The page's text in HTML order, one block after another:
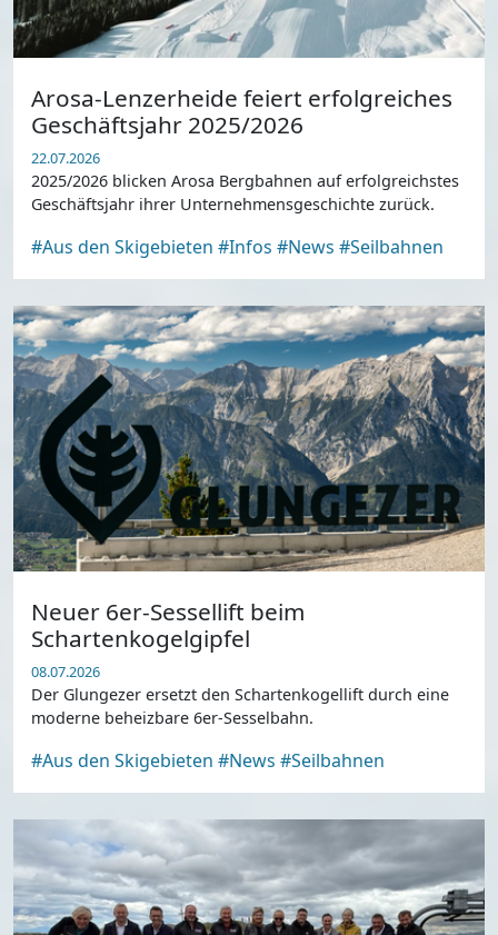
Arosa-Lenzerheide feiert erfolgreiches
Geschäftsjahr 2025/2026
22.07.2026
2025/2026 blicken Arosa Bergbahnen auf erfolgreichstes
Geschäftsjahr ihrer Unternehmensgeschichte zurück.
#Aus den Skigebieten #Infos #News #Seilbahnen
Neuer 6er-Sessellift beim
Schartenkogelgipfel
08.07.2026
Der Glungezer ersetzt den Schartenkogellift durch eine
moderne beheizbare 6er-Sesselbahn.
#Aus den Skigebieten #News #Seilbahnen